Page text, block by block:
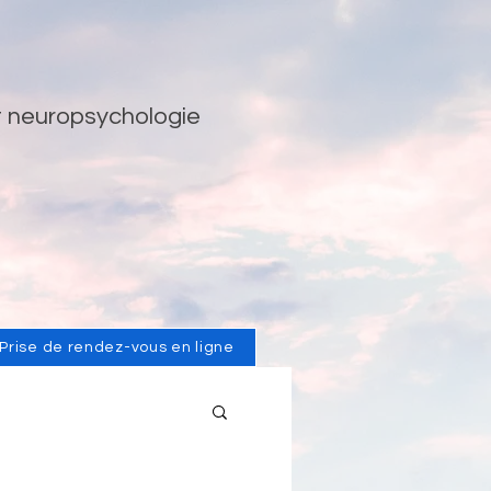
Prise de rendez-vous en ligne